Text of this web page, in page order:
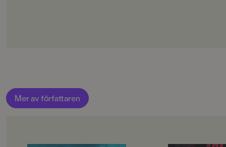
Mer av författaren